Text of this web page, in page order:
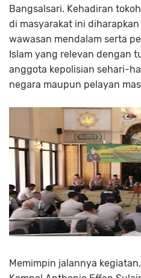
Bangsalsari. Kehadiran
di masyarakat ini
wawasan mendalam serta
Islam yang relevan dengan
anggota kepolisian sehari-
negara maupun pelayan
Memimpin jalannya